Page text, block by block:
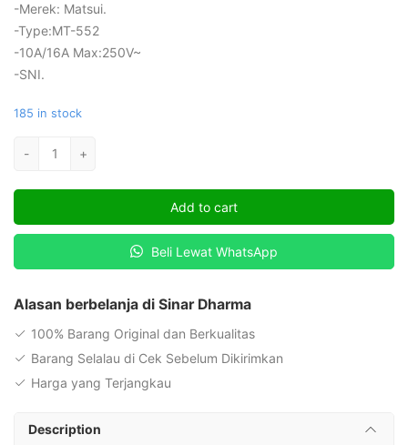
-Merek: Matsui.
-Type:MT-552
-10A/16A Max:250V~
-SNI.
185 in stock
-
Socket
Matsui
552
+
Add to cart
Beli Lewat WhatsApp
Alasan berbelanja di Sinar Dharma
100% Barang Original dan Berkualitas
Barang Selalau di Cek Sebelum Dikirimkan
Harga yang Terjangkau
Description